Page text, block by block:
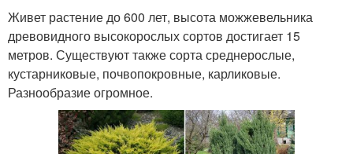
Живет растение до 600 лет, высота можжевельника
древовидного высокорослых сортов достигает 15
метров. Существуют также сорта среднерослые,
кустарниковые, почвопокровные, карликовые.
Разнообразие огромное.